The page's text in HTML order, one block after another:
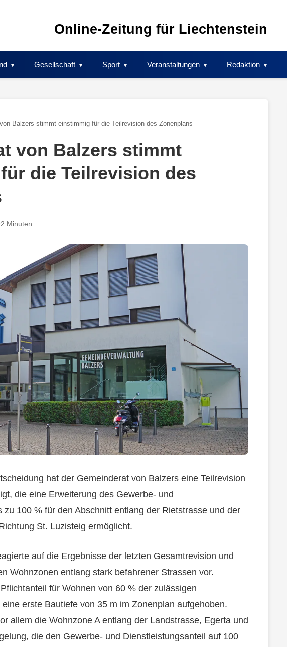
Online-Zeitung für Liechtenstein
Gesellschaft Sport Veranstaltungen Redaktion
Balzers stimmt einstimmig für die Teilrevision des Zonenplans
von Balzers stimmt
die Teilrevision des
2 Minuten
hat der Gemeinderat von Balzers eine Teilrevision
die eine Erweiterung des Gewerbe- und
zu 100 % für den Abschnitt entlang der Rietstrasse und der
St. Luzisteig ermöglicht.
auf die Ergebnisse der letzten Gesamtrevision und
Wohnzonen entlang stark befahrener Strassen vor.
für Wohnen von 60 % der zulässigen
erste Bautiefe von 35 m im Zonenplan aufgehoben.
allem die Wohnzone A entlang der Landstrasse, Egerta und
die den Gewerbe- und Dienstleistungsanteil auf 100